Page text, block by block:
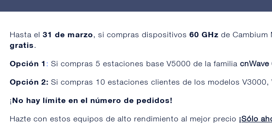
Hasta el 31 de marzo, si compras dispositivos 60 GHz de Cambium
gratis.
Opción 1 : Si compras 5 estaciones base V5000 de la familia cnWave
Opción 2: Si compras 10 estaciones clientes de los modelos V3000,
¡No hay límite en el número de pedidos!
Hazte con estos equipos de alto rendimiento al mejor precio ¡Sólo